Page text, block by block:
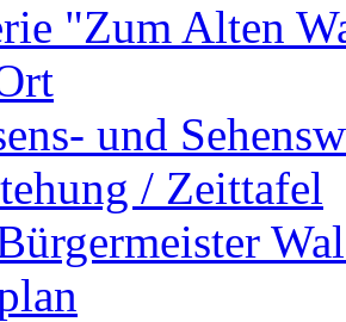
"Zum Alten
und
/ Zeittafel